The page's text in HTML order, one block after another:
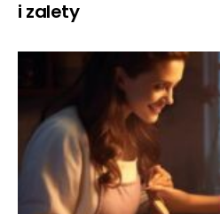
i zalety